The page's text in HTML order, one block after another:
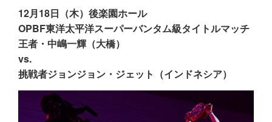
12月18日（木）後楽園ホール
OPBF東洋太平洋スーパーバンタム級タイトルマッチ
王者・中嶋一輝（大橋）
vs.
挑戦者ジョンジョン・ジェット（インドネシア）